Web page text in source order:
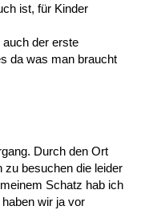
ist, für Kinder
der erste
da was man braucht
Durch den Ort
zu besuchen die leider
Schatz hab ich
wir ja vor